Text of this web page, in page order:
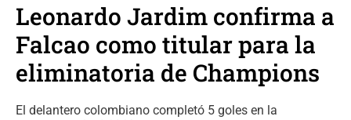
Leonardo Jardim confirma a
Falcao como titular para la
eliminatoria de Champions
El delantero colombiano completó 5 goles en la